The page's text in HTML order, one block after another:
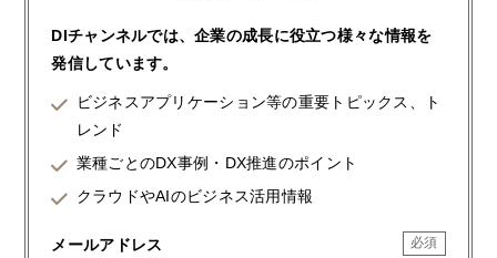
DIチャンネルでは、企業の成長に役立つ様々な情報を
発信しています。
ビジネスアプリケーション等の重要トピックス、ト
レンド
業種ごとのDX事例・DX推進のポイント
クラウドやAIのビジネス活用情報
メールアドレス